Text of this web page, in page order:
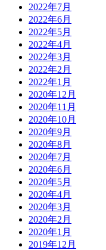
2022年7月
2022年6月
2022年5月
2022年4月
2022年3月
2022年2月
2022年1月
2020年12月
2020年11月
2020年10月
2020年9月
2020年8月
2020年7月
2020年6月
2020年5月
2020年4月
2020年3月
2020年2月
2020年1月
2019年12月